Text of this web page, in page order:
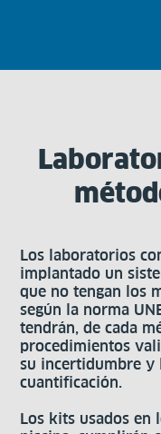
Los laboratorios
implantado un
que no tengan los
según la norma
tendrán, de cada
procedimientos
su incertidumbre y
cuantificación.
Los kits usados en